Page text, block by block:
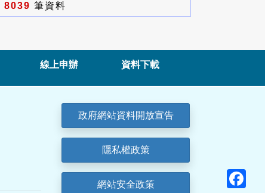
8039 筆資料
線上申辦 資料下載
政府網站資料開放宣告
隱私權政策
網站安全政策